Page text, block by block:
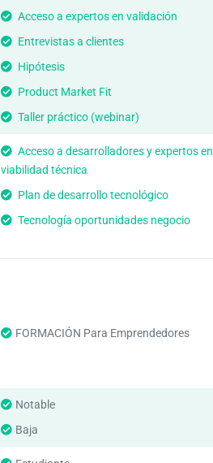
Acceso a expertos en validación
Entrevistas a clientes
Hipótesis
Product Market Fit
Taller práctico (webinar)
Acceso a desarrolladores y expertos en
viabilidad técnica
Plan de desarrollo tecnológico
Tecnología oportunidades negocio
FORMACIÓN Para Emprendedores
Notable
Baja